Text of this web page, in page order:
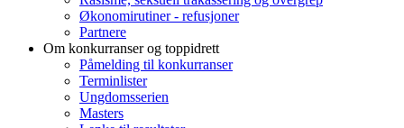
Økonomirutiner - refusjoner
Partnere
Om konkurranser og toppidrett
Påmelding til konkurranser
Terminlister
Ungdomsserien
Masters